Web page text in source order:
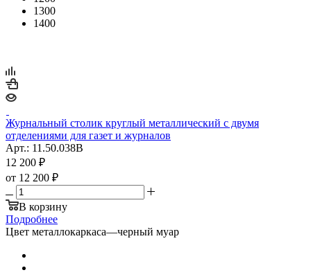
1300
1400
Журнальный столик круглый металлический с двумя
отделениями для газет и журналов
Арт.: 11.50.038B
12 200 ₽
от 12 200 ₽
В корзину
Подробнее
Цвет металлокаркаса—черный муар